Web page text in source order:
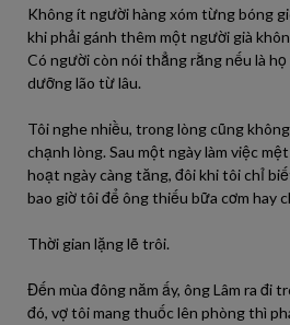
Không ít người hàng xóm từng bóng
khi phải gánh thêm một người già
Có người còn nói thẳng rằng nếu là
dưỡng lão từ lâu.
Tôi nghe nhiều, trong lòng cũng
chạnh lòng. Sau một ngày làm việc
hoạt ngày càng tăng, đôi khi tôi chỉ
bao giờ tôi để ông thiếu bữa cơm hay
Thời gian lặng lẽ trôi.
Đến mùa đông năm ấy, ông Lâm ra đi
đó, vợ tôi mang thuốc lên phòng thì